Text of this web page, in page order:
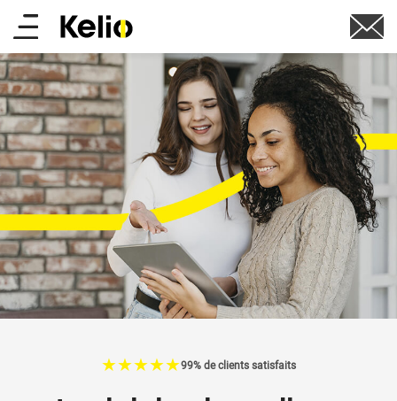
Aller
au
contenu
principal
Main
menu
☆
★☆
★☆
★☆
★☆
★99% de clients satisfaits